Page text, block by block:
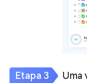
Uma